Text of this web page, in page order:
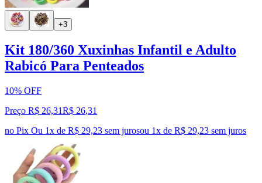
+3
Kit 180/360 Xuxinhas Infantil e Adulto
Rabicó Para Penteados
10% OFF
Preço R$ 26,31R$ 26,31
no Pix Ou 1x de R$ 29,23 sem jurosou 1x de R$ 29,23 sem juros